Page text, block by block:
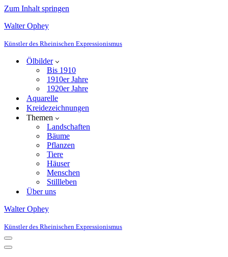
Zum Inhalt springen
Walter Ophey
Künstler des Rheinischen Expressionismus
Ölbilder
Bis 1910
1910er Jahre
1920er Jahre
Aquarelle
Kreidezeichnungen
Themen
Landschaften
Bäume
Pflanzen
Tiere
Häuser
Menschen
Stillleben
Über uns
Walter Ophey
Künstler des Rheinischen Expressionismus
Navigationsmenü
Navigationsmenü